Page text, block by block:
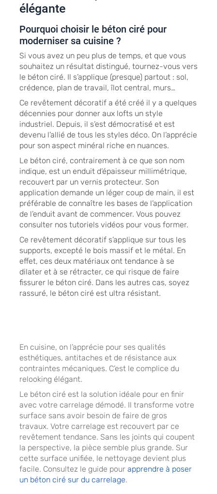
élégante
Pourquoi choisir le béton ciré pour
moderniser sa cuisine ?
Si vous avez un peu plus de temps, et que vous
souhaitez un résultat distingué, tournez-vous vers
le béton ciré. Il s’applique (presque) partout : sol,
crédence, plan de travail, îlot central, murs…
Ce revêtement décoratif a été créé il y a quelques
décennies pour donner aux lofts un style
industriel. Depuis, il s’est démocratisé et est
devenu l’allié de tous les styles déco. On l’apprécie
pour son aspect minéral riche en nuances.
Le béton ciré, contrairement à ce que son nom
indique, est un enduit d’épaisseur millimétrique,
recouvert par un vernis protecteur. Son
application demande un léger coup de main, il est
préférable de connaître les bases de l’application
de l’enduit avant de commencer. Vous pouvez
consulter nos tutoriels vidéos pour vous former.
Ce revêtement décoratif s’applique sur tous les
supports, excepté le bois massif et le métal. En
effet, ces deux matériaux ont tendance à se
dilater et à se rétracter, ce qui risque de faire
fissurer le béton ciré. Dans les autres cas, soyez
rassuré, le béton ciré est ultra résistant.
En cuisine, on l’apprécie pour ses qualités
esthétiques, antitaches et de résistance aux
contraintes mécaniques. C’est le complice du
relooking élégant.
Le béton ciré est la solution idéale pour en finir
avec votre carrelage démodé. Il transforme votre
surface sans avoir besoin de faire de gros
travaux. Votre carrelage est recouvert par ce
revêtement tendance. Sans les joints qui coupent
la perspective, la pièce semble plus grande. Sur
cette surface unifiée, le nettoyage devient plus
facile. Consultez le guide pour apprendre à poser
un béton ciré sur du carrelage.